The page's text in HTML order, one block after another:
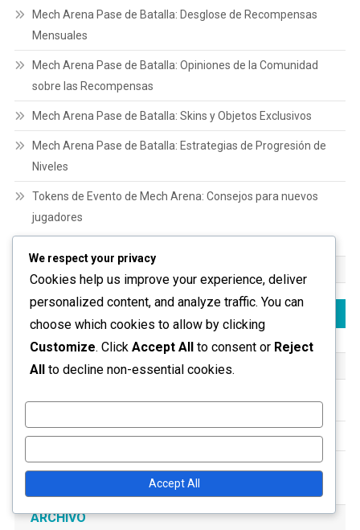
Mech Arena Pase de Batalla: Desglose de Recompensas
Mensuales
Mech Arena Pase de Batalla: Opiniones de la Comunidad
sobre las Recompensas
Mech Arena Pase de Batalla: Skins y Objetos Exclusivos
Mech Arena Pase de Batalla: Estrategias de Progresión de
Niveles
Tokens de Evento de Mech Arena: Consejos para nuevos
jugadores
BUSCAR
Search
for:
CATEGORÍAS
Bonificaciones del Pase de Batalla
Canjear Códigos y Trucos
Premios de Token de Evento
ARCHIVO
We respect your privacy
Cookies help us improve your experience, deliver
personalized content, and analyze traffic. You can
choose which cookies to allow by clicking
Customize. Click Accept All to consent or Reject
All to decline non-essential cookies.
Accept All